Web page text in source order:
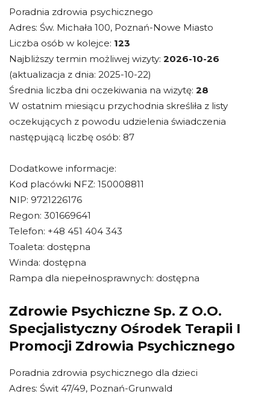
Poradnia zdrowia psychicznego
Adres: Św. Michała 100, Poznań-Nowe Miasto
Liczba osób w kolejce: 123
Najbliższy termin możliwej wizyty: 2026-10-26
(aktualizacja z dnia: 2025-10-22)
Średnia liczba dni oczekiwania na wizytę: 28
W ostatnim miesiącu przychodnia skreśliła z listy
oczekujących z powodu udzielenia świadczenia
następującą liczbę osób: 87
Dodatkowe informacje:
Kod placówki NFZ: 150008811
NIP: 9721226176
Regon: 301669641
Telefon: +48 451 404 343
Toaleta: dostępna
Winda: dostępna
Rampa dla niepełnosprawnych: dostępna
Zdrowie Psychiczne Sp. Z O.O.
Specjalistyczny Ośrodek Terapii I
Promocji Zdrowia Psychicznego
Poradnia zdrowia psychicznego dla dzieci
Adres: Świt 47/49, Poznań-Grunwald